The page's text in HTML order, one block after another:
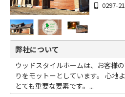
0297-
弊社について
ウッドスタイルホームは、お客様
りをモットーとしています。 心地
とても重要な要素です。...